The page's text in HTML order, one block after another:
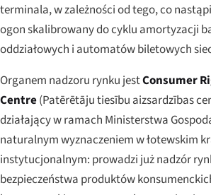
terminala, w zależności od tego, co
ogon skalibrowany do cyklu amortyzacji
oddziałowych i automatów biletowych
Organem nadzoru rynku jestConsumer
Centre(Patērētāju tiesību aizsardzības
działający w ramach Ministerstwa
naturalnym wyznaczeniem w łotewskim
instytucjonalnym: prowadzi już nadzór
bezpieczeństwa produktów